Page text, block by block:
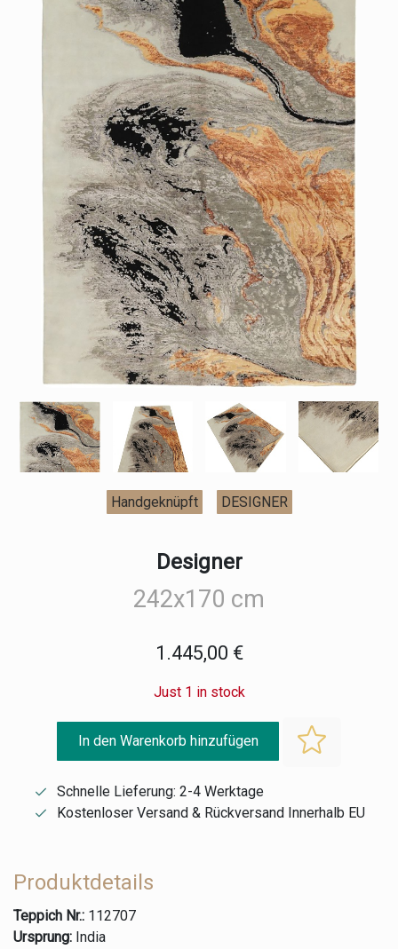
Handgeknüpft DESIGNER
Designer
242x170 cm
1.445,00 €
Just 1 in stock
In den Warenkorb hinzufügen
Schnelle Lieferung: 2-4 Werktage
Kostenloser Versand & Rückversand Innerhalb EU
Produktdetails
Teppich Nr.: 112707
Ursprung: India